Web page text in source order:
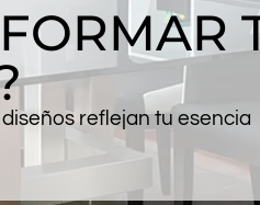
reflejan tu esencia